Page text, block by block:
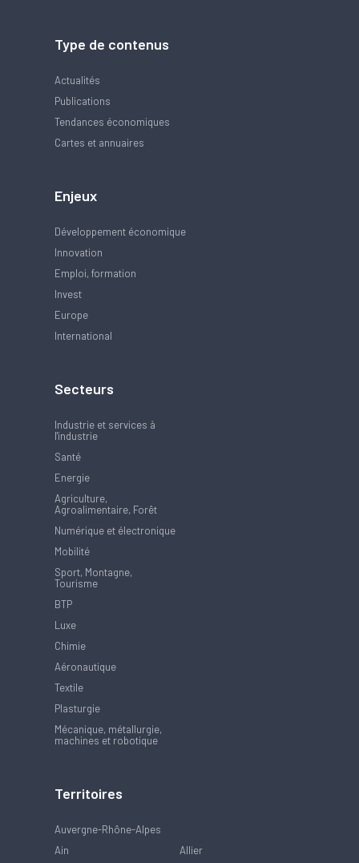
Type de contenus
Actualités
Publications
Tendances économiques
Cartes et annuaires
Enjeux
Développement économique
Innovation
Emploi, formation
Invest
Europe
International
Secteurs
Industrie et services à
l'industrie
Santé
Energie
Agriculture,
Agroalimentaire, Forêt
Numérique et électronique
Mobilité
Sport, Montagne,
Tourisme
BTP
Luxe
Chimie
Aéronautique
Textile
Plasturgie
Mécanique, métallurgie,
machines et robotique
Territoires
Auvergne-Rhône-Alpes
Ain
Allier